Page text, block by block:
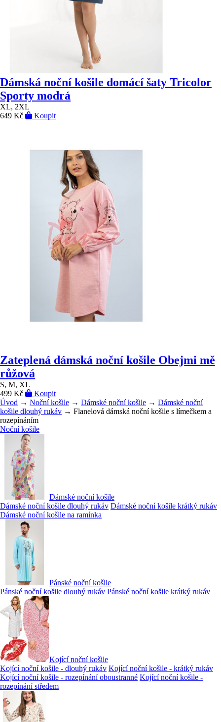
Dámská noční košile domácí šaty Tricolor
Sporty modrá
XL, 2XL
649 Kč
Koupit
Zateplená dámská noční košile Obejmi mě
růžová
S, M, XL
499 Kč
Koupit
Úvod → Noční košile → Dámské noční košile → Dámské noční
košile dlouhý rukáv → Flanelová dámská noční košile s límečkem a
rozepínáním
Noční košile
Dámské noční košile
Dámské noční košile dlouhý rukáv Dámské noční košile krátký rukáv
Dámské noční košile na ramínka
Pánské noční košile
Pánské noční košile dlouhý rukáv Pánské noční košile krátký rukáv
Kojící noční košile
Kojící noční košile - dlouhý rukáv Kojící noční košile - krátký rukáv
Kojící noční košile - rozepínání oboustranné Kojící noční košile -
rozepínání středem